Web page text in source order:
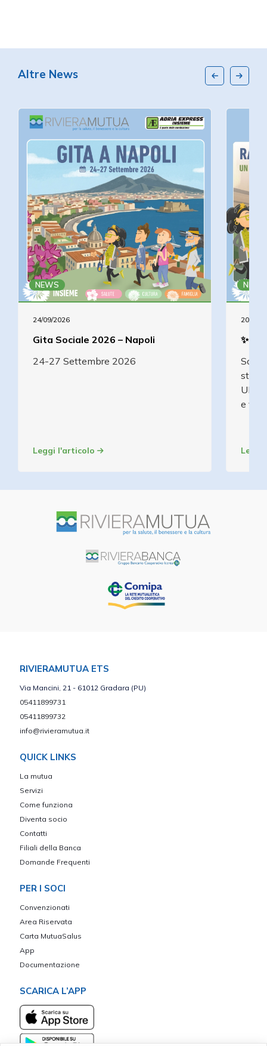
Altre News
NEWS
24/09/2026
Gita Sociale 2026 – Napoli
24-27 Settembre 2026
Leggi l'articolo
NEWS
20/09/
✨
e
RIVIERAMUTUA ETS
Via Mancini, 21 - 61012 Gradara (PU)
05411899731
05411899732
info@rivieramutua.it
QUICK LINKS
La mutua
Servizi
Come funziona
Diventa socio
Contatti
Filiali della Banca
Domande Frequenti
PER I SOCI
Convenzionati
Area Riservata
Carta MutuaSalus
App
Documentazione
SCARICA L’APP